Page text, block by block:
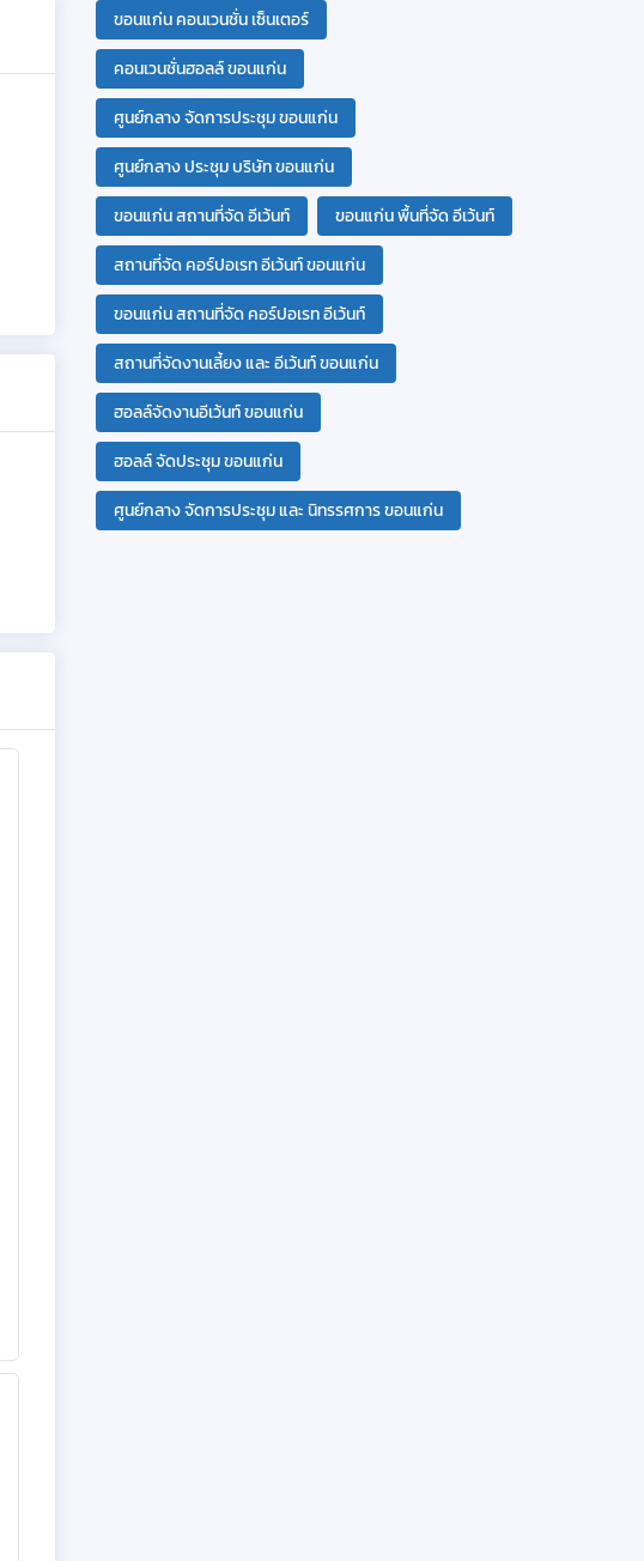
ขอนแก่น คอนเวนชั่น เซ็นเตอร์
คอนเวนชั่นฮอลล์ ขอนแก่น
ศูนย์กลาง จัดการประชุม ขอนแก่น
ศูนย์กลาง ประชุม บริษัท ขอนแก่น
ขอนแก่น สถานที่จัด อีเว้นท์
ขอนแก่น พื้นที่จัด อีเว้นท์
สถานที่จัด คอร์ปอเรท อีเว้นท์ ขอนแก่น
ขอนแก่น สถานที่จัด คอร์ปอเรท อีเว้นท์
สถานที่จัดงานเลี้ยง และ อีเว้นท์ ขอนแก่น
ฮอลล์จัดงานอีเว้นท์ ขอนแก่น
ฮอลล์ จัดประชุม ขอนแก่น
ศูนย์กลาง จัดการประชุม และ นิทรรศการ ขอนแก่น